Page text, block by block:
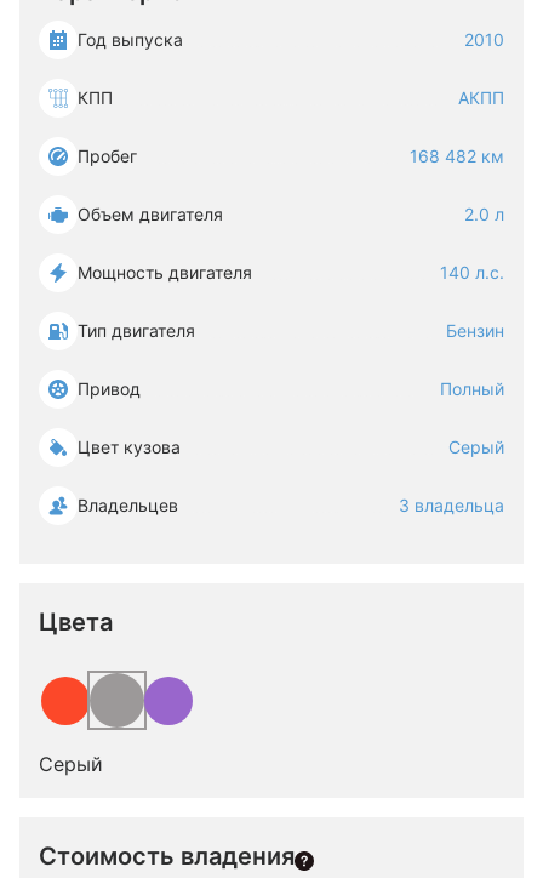
Год выпуска 2010
КПП АКПП
Пробег 168 482 км
Объем двигателя 2.0 л
Мощность двигателя 140 л.с.
Тип двигателя Бензин
Привод Полный
Цвет кузова Серый
Владельцев 3 владельца
Цвета
Серый
Стоимость владения